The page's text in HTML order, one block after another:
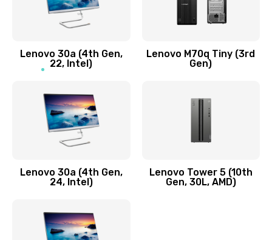
Ремонт элементов корпуса
Заказать
Lenovo 30a (4th Gen,
22, Intel)
Lenovo M70q Tiny (3rd
Gen)
Lenovo 30a (4th Gen,
24, Intel)
Lenovo Tower 5 (10th
Gen, 30L, AMD)